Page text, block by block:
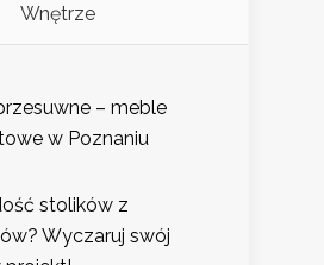
Wnętrze
– meble
w Poznaniu
stolików z
Wyczaruj swój